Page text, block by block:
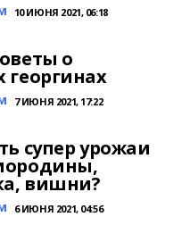
10 ИЮНЯ 2021, 06:18
о
георгинах
7 ИЮНЯ 2021, 17:22
супер урожаи
вишни?
6 ИЮНЯ 2021, 04:56